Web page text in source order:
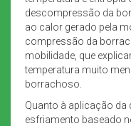
descompressão da
ao calor gerado pela
compressão da
mobilidade, que
temperatura muito
borrachoso.
Quanto à aplicação
esfriamento baseado